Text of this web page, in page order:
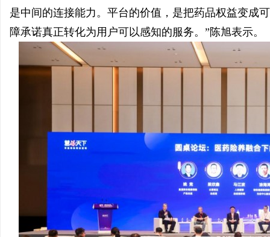
是中间的连接能力。平台的价值，是把药品权益变成
障承诺真正转化为用户可以感知的服务。”陈旭表示。